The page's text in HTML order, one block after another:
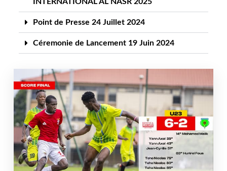
Point de Presse 24 Juillet 2024
Céremonie de Lancement 19 Juin 2024